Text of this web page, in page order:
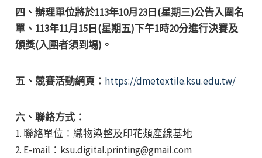
四、辦理單位將於113年10月23日(星期三)公告入圍名
單、113年11月15日(星期五)下午1時20分進行決賽及
頒獎(入圍者須到場)。
五、競賽活動網頁： https://dmetextile.ksu.edu.tw/
六、聯絡方式：
1. 聯絡單位：織物染整及印花類產線基地
2. E-mail：ksu.digital.printing@gmail.com